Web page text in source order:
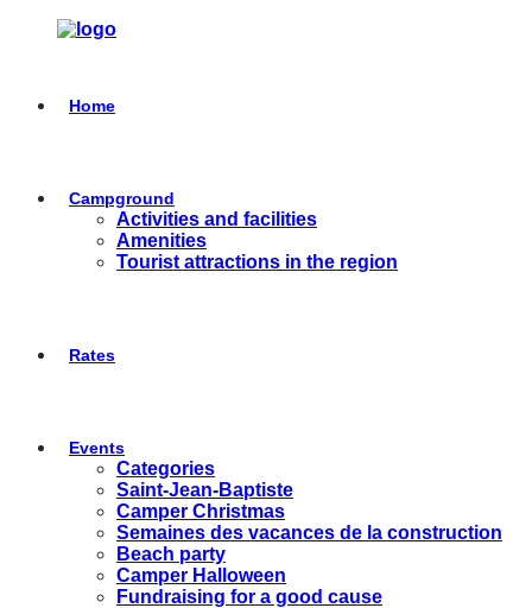
Home
Campground
Activities and facilities
Amenities
Tourist attractions in the region
Rates
Events
Categories
Saint-Jean-Baptiste
Camper Christmas
Semaines des vacances de la construction
Beach party
Camper Halloween
Fundraising for a good cause